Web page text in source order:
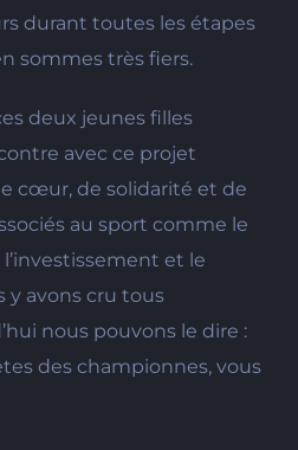
durant toutes les étapes
sommes très fiers.
deux jeunes filles
avec ce projet
cœur, de solidarité et de
au sport comme le
et le
y avons cru tous
nous pouvons le dire :
des championnes, vous